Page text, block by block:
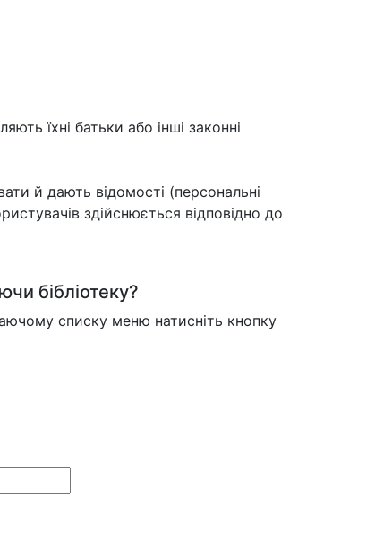
їхні батьки або інші законні
й дають відомості (персональні
здійснюється відповідно до
бібліотеку?
списку меню натисніть кнопку